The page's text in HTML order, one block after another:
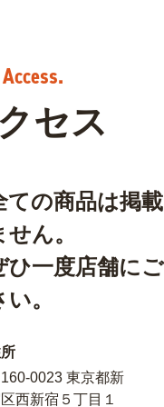
セス
ての商品は掲
せん。
ひ一度店舗に
い。
0023 東京都新
西新宿５丁目１